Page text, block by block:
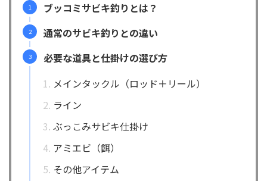
ブッコミサビキ釣りとは？
通常のサビキ釣りとの違い
必要な道具と仕掛けの選び方
メインタックル（ロッド＋リール）
ライン
ぶっこみサビキ仕掛け
アミエビ（餌）
その他アイテム